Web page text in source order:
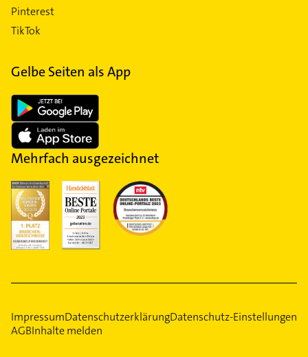
Pinterest
TikTok
Gelbe Seiten als App
Mehrfach ausgezeichnet
ImpressumDatenschutzerklärungDatenschutz-Einstellungen
AGBInhalte melden